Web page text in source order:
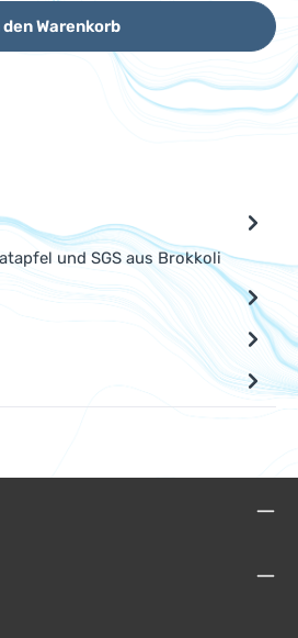
den Warenkorb
und SGS aus Brokkoli